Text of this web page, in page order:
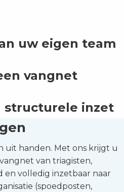
uw eigen team
vangnet
structurele inzet
uit handen. Met ons krijgt u
van triagisten,
en volledig inzetbaar naar
(spoedposten,